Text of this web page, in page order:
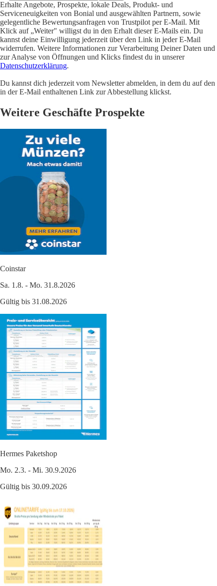
Erhalte Angebote, Prospekte, lokale Deals, Produkt- und
Serviceneuigkeiten von Bonial und ausgewählten Partnern, sowie
gelegentliche Bewertungsanfragen von Trustpilot per E-Mail. Mit
Klick auf „Weiter" willigst du in den Erhalt dieser E-Mails ein. Du
kannst deine Einwilligung jederzeit über den Link in jeder E-Mail
widerrufen. Weitere Informationen zur Verarbeitung Deiner Daten und
zur Analyse von Öffnungen und Klicks findest du in unserer
Datenschutzerklärung.
Du kannst dich jederzeit vom Newsletter abmelden, in dem du auf den
in der E-Mail enthaltenen Link zur Abbestellung klickst.
Weitere Geschäfte Prospekte
Coinstar
Sa. 1.8. - Mo. 31.8.2026
Gültig bis 31.08.2026
Hermes Paketshop
Mo. 2.3. - Mi. 30.9.2026
Gültig bis 30.09.2026